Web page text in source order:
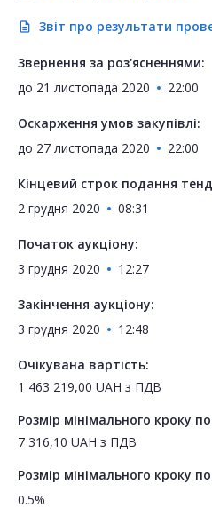
description Звіт про результати
Звернення за роз'ясненнями:
до 21 листопада 2020 22:00
Оскарження умов закупівлі:
до 27 листопада 2020 22:00
Кінцевий строк подання
2 грудня 2020
08:31
Початок аукціону:
3 грудня 2020
12:27
Закінчення аукціону:
3 грудня 2020
12:48
Очікувана вартість:
1 463 219,00 UAH з ПДВ
Розмір мінімального кроку
7 316,10 UAH з ПДВ
Розмір мінімального кроку
0.5%